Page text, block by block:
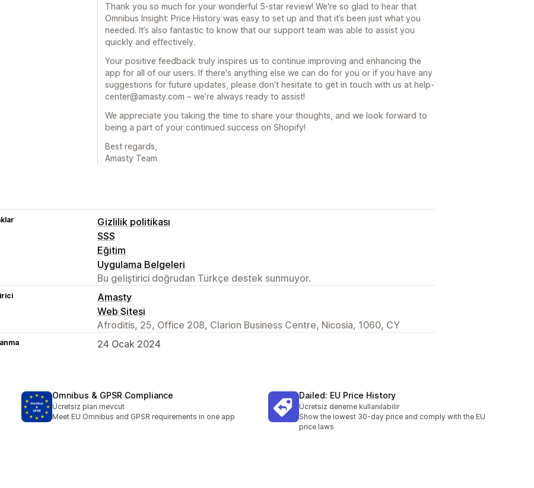
Thank you so much for your wonderful 5-star review! We're so glad to hear that
Omnibus Insight: Price History was easy to set up and that it’s been just what you
needed. It’s also fantastic to know that our support team was able to assist you
quickly and effectively.
Your positive feedback truly inspires us to continue improving and enhancing the
app for all of our users. If there's anything else we can do for you or if you have any
suggestions for future updates, please don’t hesitate to get in touch with us at help-
center@amasty.com – we’re always ready to assist!
We appreciate you taking the time to share your thoughts, and we look forward to
being a part of your continued success on Shopify!
Best regards,
Amasty Team
Gizlilik politikası
SSS
Eğitim
Uygulama Belgeleri
Bu geliştirici doğrudan Türkçe destek sunmuyor.
Amasty
Web Sitesi
Afroditis, 25, Office 208, Clarion Business Centre, Nicosia, 1060, CY
24 Ocak 2024
Omnibus & GPSR Compliance
Ücretsiz plan mevcut
Meet EU Omnibus and GPSR requirements in one app
Dailed: EU Price History
Ücretsiz deneme kullanılabilir
Show the lowest 30-day price and comply with the EU
price laws